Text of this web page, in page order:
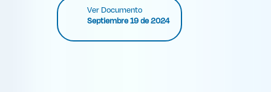
Ver Documento
Septiembre 19 de 2024